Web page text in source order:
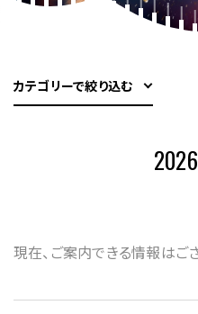
カテゴリーで絞り込む
現在、ご案内できる情報はご